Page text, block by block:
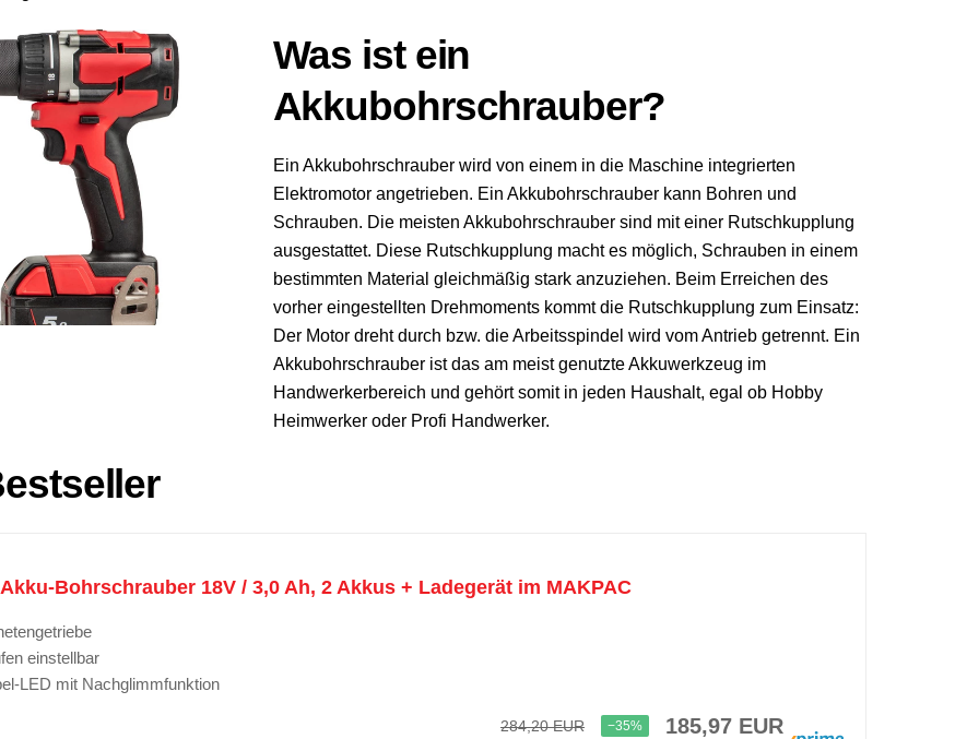
Was ist ein
Akkubohrschrauber?
Ein Akkubohrschrauber wird von einem in die Maschine integrierten
Elektromotor angetrieben. Ein Akkubohrschrauber kann Bohren und
Schrauben. Die meisten Akkubohrschrauber sind mit einer Rutschkupplung
ausgestattet. Diese Rutschkupplung macht es möglich, Schrauben in einem
bestimmten Material gleichmäßig stark anzuziehen. Beim Erreichen des
vorher eingestellten Drehmoments kommt die Rutschkupplung zum Einsatz:
Der Motor dreht durch bzw. die Arbeitsspindel wird vom Antrieb getrennt. Ein
Akkubohrschrauber ist das am meist genutzte Akkuwerkzeug im
Handwerkerbereich und gehört somit in jeden Haushalt, egal ob Hobby
Heimwerker oder Profi Handwerker.
Bohrschrauber 18V / 3,0 Ah, 2 Akkus + Ladegerät im MAKPAC
einstellbar
LED mit Nachglimmfunktion
284,20 EUR −35% 185,97 EUR